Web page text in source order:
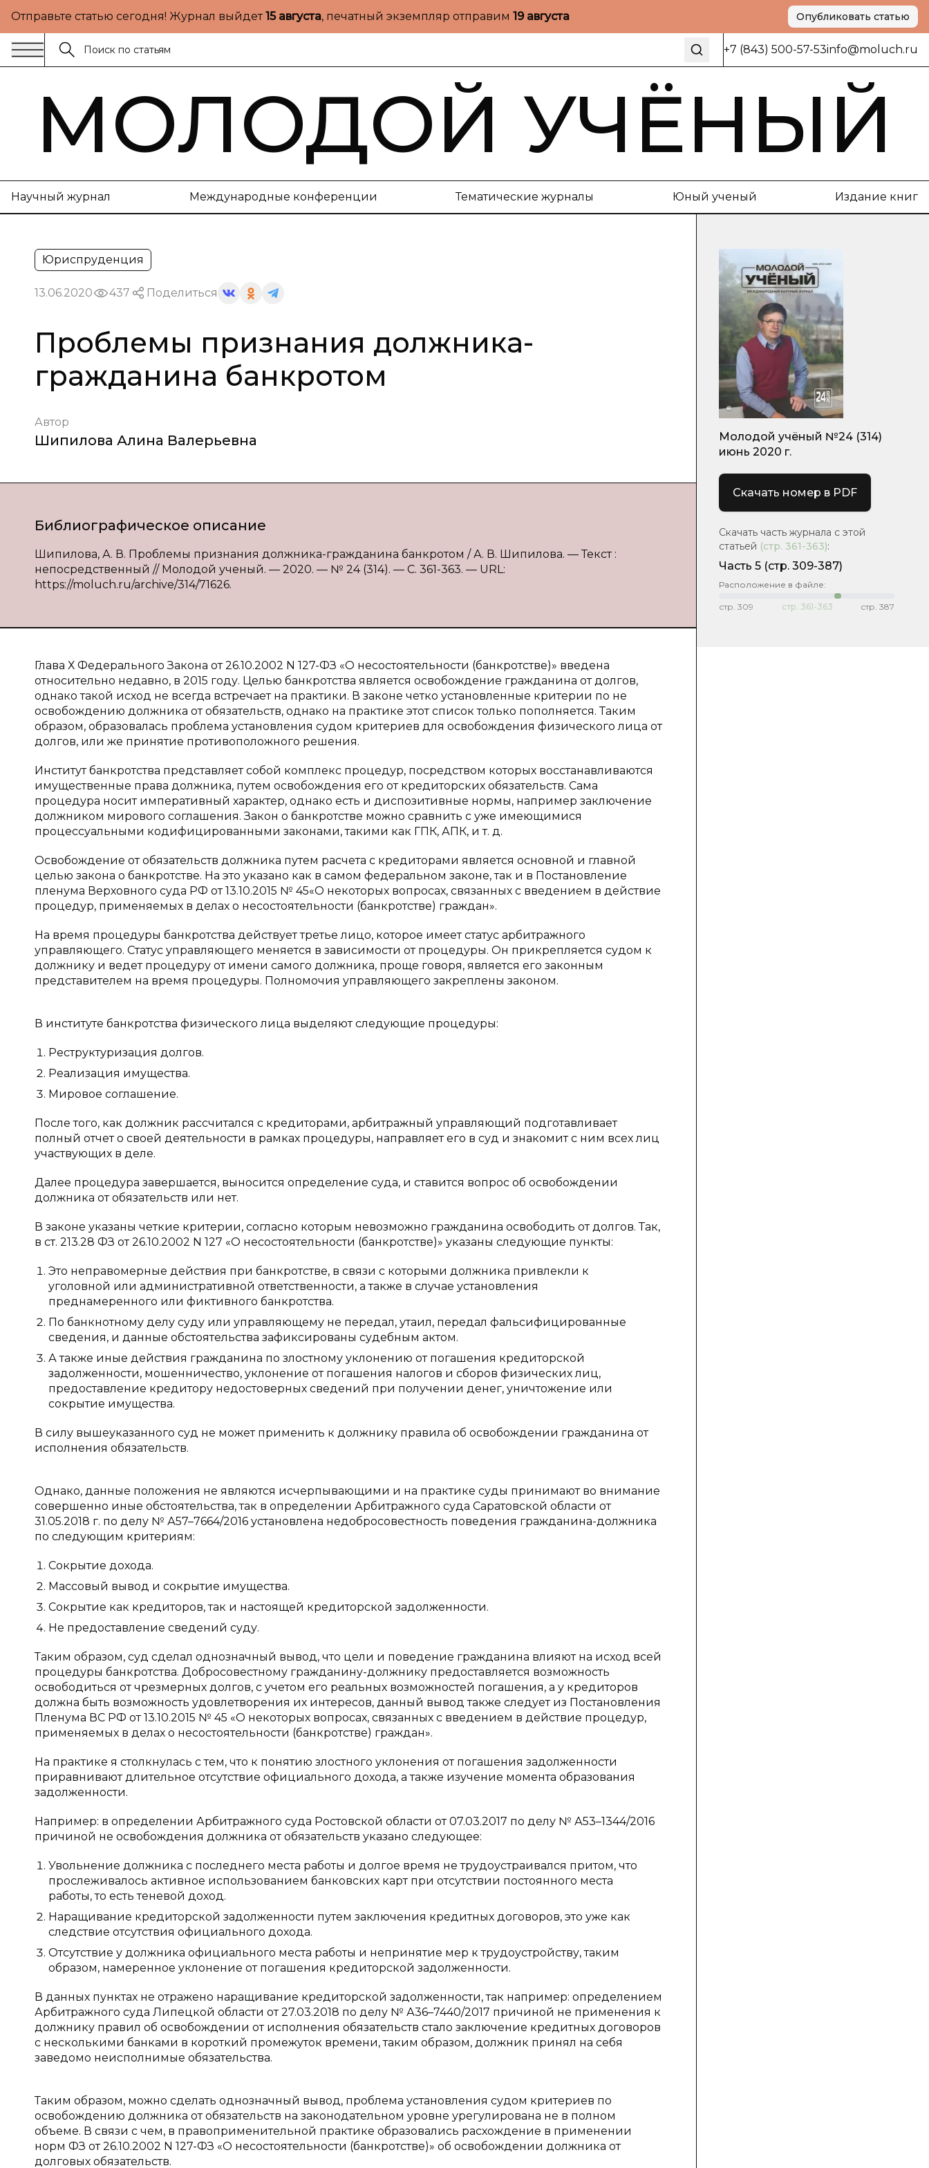
Отправьте статью сегодня! Журнал выйдет15 августа, печатный экземпляр отправим 19 августа Опубликовать статью
+7 (843) 500-57-53info@moluch.ru
МОЛОДОЙ УЧЁНЫЙ
Научный журнал Международные конференции Тематические журналы Юный ученый Издание книг
Юриспруденция
13.06.2020 437 Поделиться
Проблемы признания должника-
гражданина банкротом
Автор
Шипилова Алина Валерьевна
Библиографическое описание
Шипилова, А. В. Проблемы признания должника-гражданина банкротом / А. В. Шипилова. — Текст :
непосредственный // Молодой ученый. — 2020. — № 24 (314). — С. 361-363. — URL:
https://moluch.ru/archive/314/71626.
Глава Х Федерального Закона от 26.10.2002 N 127-ФЗ «О несостоятельности (банкротстве)» введена
относительно недавно, в 2015 году. Целью банкротства является освобождение гражданина от долгов,
однако такой исход не всегда встречает на практики. В законе четко установленные критерии по не
освобождению должника от обязательств, однако на практике этот список только пополняется. Таким
образом, образовалась проблема установления судом критериев для освобождения физического лица от
долгов, или же принятие противоположного решения.
Институт банкротства представляет собой комплекс процедур, посредством которых восстанавливаются
имущественные права должника, путем освобождения его от кредиторских обязательств. Сама
процедура носит императивный характер, однако есть и диспозитивные нормы, например заключение
должником мирового соглашения. Закон о банкротстве можно сравнить с уже имеющимися
процессуальными кодифицированными законами, такими как ГПК, АПК, и т. д.
Освобождение от обязательств должника путем расчета с кредиторами является основной и главной
целью закона о банкротстве. На это указано как в самом федеральном законе, так и в Постановление
пленума Верховного суда РФ от 13.10.2015 № 45«О некоторых вопросах, связанных с введением в действие
процедур, применяемых в делах о несостоятельности (банкротстве) граждан».
На время процедуры банкротства действует третье лицо, которое имеет статус арбитражного
управляющего. Статус управляющего меняется в зависимости от процедуры. Он прикрепляется судом к
должнику и ведет процедуру от имени самого должника, проще говоря, является его законным
представителем на время процедуры. Полномочия управляющего закреплены законом.
В институте банкротства физического лица выделяют следующие процедуры:
Реструктуризация долгов.
Реализация имущества.
Мировое соглашение.
После того, как должник рассчитался с кредиторами, арбитражный управляющий подготавливает
полный отчет о своей деятельности в рамках процедуры, направляет его в суд и знакомит с ним всех лиц
участвующих в деле.
Далее процедура завершается, выносится определение суда, и ставится вопрос об освобождении
должника от обязательств или нет.
В законе указаны четкие критерии, согласно которым невозможно гражданина освободить от долгов. Так,
в ст. 213.28 ФЗ от 26.10.2002 N 127 «О несостоятельности (банкротстве)» указаны следующие пункты:
Это неправомерные действия при банкротстве, в связи с которыми должника привлекли к
уголовной или административной ответственности, а также в случае установления
преднамеренного или фиктивного банкротства.
По банкнотному делу суду или управляющему не передал, утаил, передал фальсифицированные
сведения, и данные обстоятельства зафиксированы судебным актом.
А также иные действия гражданина по злостному уклонению от погашения кредиторской
задолженности, мошенничество, уклонение от погашения налогов и сборов физических лиц,
предоставление кредитору недостоверных сведений при получении денег, уничтожение или
сокрытие имущества.
В силу вышеуказанного суд не может применить к должнику правила об освобождении гражданина от
исполнения обязательств.
Однако, данные положения не являются исчерпывающими и на практике суды принимают во внимание
совершенно иные обстоятельства, так в определении Арбитражного суда Саратовской области от
31.05.2018 г. по делу № А57–7664/2016 установлена недобросовестность поведения гражданина-должника
по следующим критериям:
Сокрытие дохода.
Массовый вывод и сокрытие имущества.
Сокрытие как кредиторов, так и настоящей кредиторской задолженности.
Не предоставление сведений суду.
Таким образом, суд сделал однозначный вывод, что цели и поведение гражданина влияют на исход всей
процедуры банкротства. Добросовестному гражданину-должнику предоставляется возможность
освободиться от чрезмерных долгов, с учетом его реальных возможностей погашения, а у кредиторов
должна быть возможность удовлетворения их интересов, данный вывод также следует из Постановления
Пленума ВС РФ от 13.10.2015 № 45 «О некоторых вопросах, связанных с введением в действие процедур,
применяемых в делах о несостоятельности (банкротстве) граждан».
На практике я столкнулась с тем, что к понятию злостного уклонения от погашения задолженности
приравнивают длительное отсутствие официального дохода, а также изучение момента образования
задолженности.
Например: в определении Арбитражного суда Ростовской области от 07.03.2017 по делу № А53–1344/2016
причиной не освобождения должника от обязательств указано следующее:
Увольнение должника с последнего места работы и долгое время не трудоустраивался притом, что
прослеживалось активное использованием банковских карт при отсутствии постоянного места
работы, то есть теневой доход.
Наращивание кредиторской задолженности путем заключения кредитных договоров, это уже как
следствие отсутствия официального дохода.
Отсутствие у должника официального места работы и непринятие мер к трудоустройству, таким
образом, намеренное уклонение от погашения кредиторской задолженности.
В данных пунктах не отражено наращивание кредиторской задолженности, так например: определением
Арбитражного суда Липецкой области от 27.03.2018 по делу № А36–7440/2017 причиной не применения к
должнику правил об освобождении от исполнения обязательств стало заключение кредитных договоров
с несколькими банками в короткий промежуток времени, таким образом, должник принял на себя
заведомо неисполнимые обязательства.
Таким образом, можно сделать однозначный вывод, проблема установления судом критериев по
освобождению должника от обязательств на законодательном уровне урегулирована не в полном
объеме. В связи с чем, в правоприменительной практике образовались расхождение в применении
норм ФЗ от 26.10.2002 N 127-ФЗ «О несостоятельности (банкротстве)» об освобождении должника от
долговых обязательств.
Молодой учёный №24 (314)
июнь 2020 г.
Скачать номер в PDF
Скачать часть журнала с этой
статьей (стр. 361-363):
Часть 5 (стр. 309-387)
Расположение в файле:
стр. 309 стр. 361-363 стр. 387